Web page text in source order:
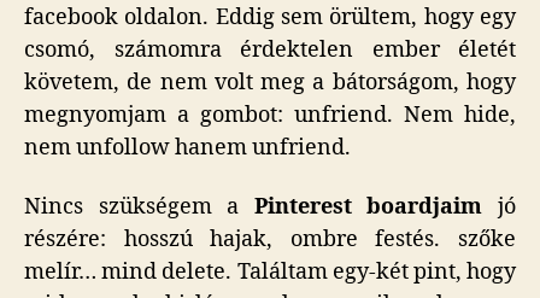
facebook oldalon. Eddig sem örültem, hogy egy
csomó, számomra érdektelen ember életét
követem, de nem volt meg a bátorságom, hogy
megnyomjam a gombot: unfriend. Nem hide,
nem unfollow hanem unfriend.
Nincs szükségem a Pinterest boardjaim jó
részére: hosszú hajak, ombre festés. szőke
melír… mind delete. Találtam egy-két pint, hogy